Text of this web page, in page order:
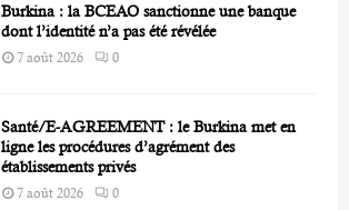
Burkina : la BCEAO sanctionne une banque
dont l’identité n’a pas été révélée
7 août 2026 0
Santé/E-AGREEMENT : le Burkina met en
ligne les procédures d’agrément des
établissements privés
7 août 2026 0